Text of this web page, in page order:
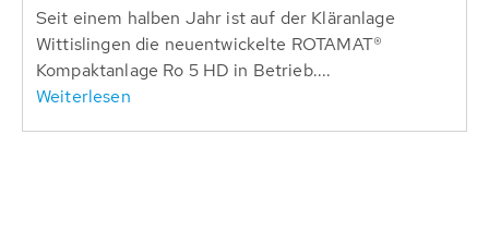
Seit einem halben Jahr ist auf der Kläranlage
Wittislingen die neuentwickelte ROTAMAT®
Kompaktanlage Ro 5 HD in Betrieb....
Weiterlesen